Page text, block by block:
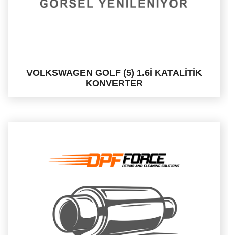
VOLKSWAGEN GOLF (5) 1.6İ KATALİTİK
KONVERTER